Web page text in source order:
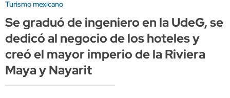
Turismo mexicano
Se graduó de ingeniero en la UdeG, se
dedicó al negocio de los hoteles y
creó el mayor imperio de la Riviera
Maya y Nayarit